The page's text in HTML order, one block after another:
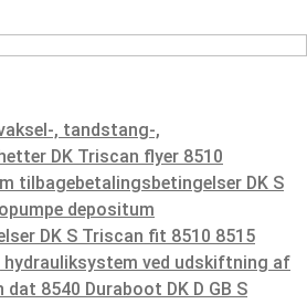
, tandstang-,
DK Triscan flyer 8510
tilbagebetalingsbetingelser DK S
depositum
DK S Triscan fit 8510 8515
ved udskiftning af
dat 8540 Duraboot DK D GB S